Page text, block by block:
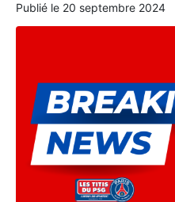
Publié le 20 septembre 2024